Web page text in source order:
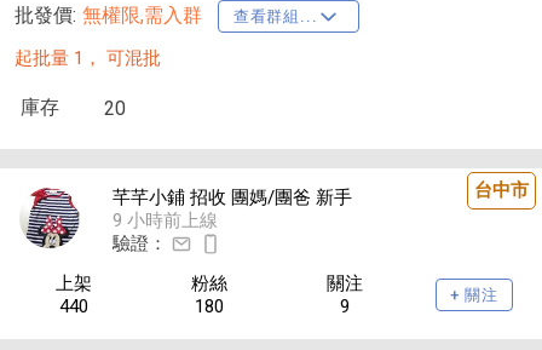
批發價: 無權限,需入群 查看群組...
起批量 1， 可混批
庫存 20
台中市
芊芊小鋪 招收 團媽/團爸 新手
9 小時前上線
驗證：
上架
440
粉絲
180
關注
9
+ 關注